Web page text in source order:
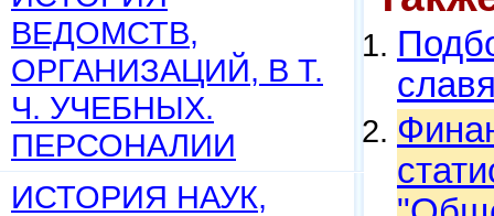
ВЕДОМСТВ,
ОРГАНИЗАЦИЙ, В Т.
Ч. УЧЕБНЫХ.
ПЕРСОНАЛИИ
ИСТОРИЯ НАУК,